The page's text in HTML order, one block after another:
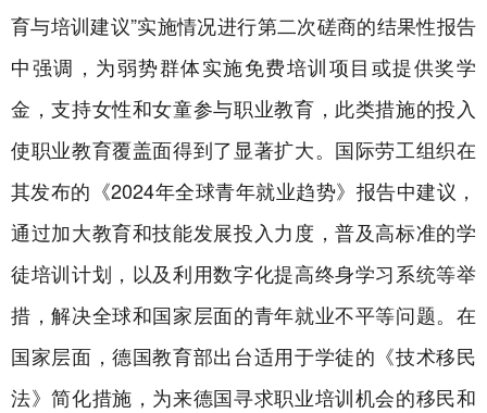
育与培训建议”实施情况进行第二次磋商的结果性报告
中强调，为弱势群体实施免费培训项目或提供奖学
金，支持女性和女童参与职业教育，此类措施的投入
使职业教育覆盖面得到了显著扩大。国际劳工组织在
其发布的《2024年全球青年就业趋势》报告中建议，
通过加大教育和技能发展投入力度，普及高标准的学
徒培训计划，以及利用数字化提高终身学习系统等举
措，解决全球和国家层面的青年就业不平等问题。在
国家层面，德国教育部出台适用于学徒的《技术移民
法》简化措施，为来德国寻求职业培训机会的移民和